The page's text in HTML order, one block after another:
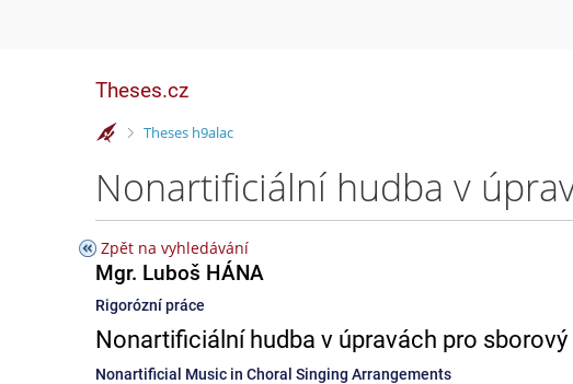
Theses.cz
>
Theses h9alac
Nonartificiální hudba v
Zpět na vyhledávání
Mgr. Luboš HÁNA
Rigorózní práce
Nonartificiální hudba v úpravách pro sborový
Nonartificial Music in Choral Singing Arrangements